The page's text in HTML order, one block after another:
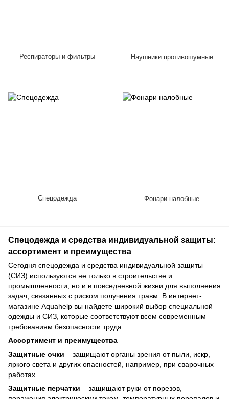
Спецодежда и средства индивидуальной защиты:
ассортимент и преимущества
Сегодня спецодежда и средства индивидуальной защиты
(СИЗ) используются не только в строительстве и
промышленности, но и в повседневной жизни для выполнения
задач, связанных с риском получения травм. В интернет-
магазине Aquahelp вы найдете широкий выбор специальной
одежды и СИЗ, которые соответствуют всем современным
требованиям безопасности труда.
Ассортимент и преимущества
Защитные очки – защищают органы зрения от пыли, искр,
яркого света и других опасностей, например, при сварочных
работах.
Защитные перчатки – защищают руки от порезов,
Респираторы и фильтры Наушники противошумные
Спецодежда Фонари налобные